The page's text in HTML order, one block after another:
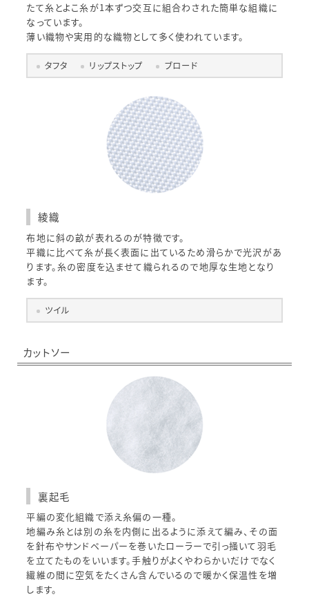
たて糸とよこ糸が1本ずつ交互に組合わされた簡単な組織に
なっています。
薄い織物や実用的な織物として多く使われています。
タフタ リップストップ ブロード
綾織
布地に斜の畝が表れるのが特徴です。
平織に比べて糸が長く表面に出ているため滑らかで光沢があ
ります。糸の密度を込ませて織られるので地厚な生地となり
ます。
ツイル
カットソー
裏起毛
平編の変化組織で添え糸偏の一種。
地編み糸とは別の糸を内側に出るように添えて編み、その面
を針布やサンドペーパーを巻いたローラーで引っ掻いて羽毛
を立てたものをいいます。手触りがよくやわらかいだけでなく
繊維の間に空気をたくさん含んでいるので暖かく保温性を増
します。